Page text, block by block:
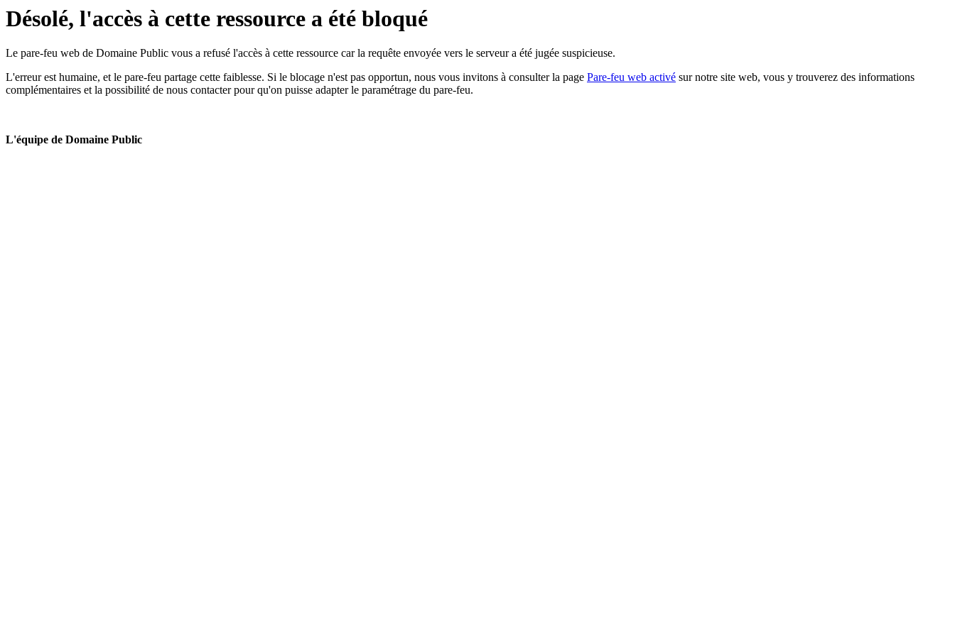
Désolé, l'accès à cette ressource a été bloqué
Le pare-feu web de Domaine Public vous a refusé l'accès à cette ressource car la requête envoyée vers le serveur a été jugée suspicieuse.
L'erreur est humaine, et le pare-feu partage cette faiblesse. Si le blocage n'est pas opportun, nous vous invitons à consulter la page Pare-feu web activé sur notre site web, vous y trouverez des informations
complémentaires et la possibilité de nous contacter pour qu'on puisse adapter le paramétrage du pare-feu.
L'équipe de Domaine Public